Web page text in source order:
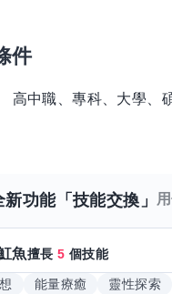
件
高中職、專科、大學、
新功能「技能交換」
魚擅長5 個技能
能量療癒 靈性探索